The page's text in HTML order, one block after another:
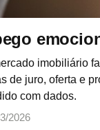
imobiliário
de juro, oferta e
com dados.
2026